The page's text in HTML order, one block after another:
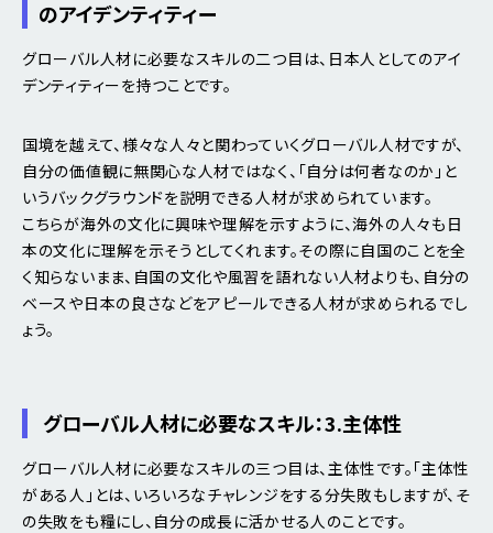
のアイデンティティー
グローバル人材に必要なスキルの二つ目は、日本人としてのアイ
デンティティーを持つことです。
国境を越えて、様々な人々と関わっていくグローバル人材ですが、
自分の価値観に無関心な人材ではなく、「自分は何者なのか」と
いうバックグラウンドを説明できる人材が求められています。
こちらが海外の文化に興味や理解を示すように、海外の人々も日
本の文化に理解を示そうとしてくれます。その際に自国のことを全
く知らないまま、自国の文化や風習を語れない人材よりも、自分の
ベースや日本の良さなどをアピールできる人材が求められるでし
ょう。
グローバル人材に必要なスキル：3.主体性
グローバル人材に必要なスキルの三つ目は、主体性です。「主体性
がある人」とは、いろいろなチャレンジをする分失敗もしますが、そ
の失敗をも糧にし、自分の成長に活かせる人のことです。